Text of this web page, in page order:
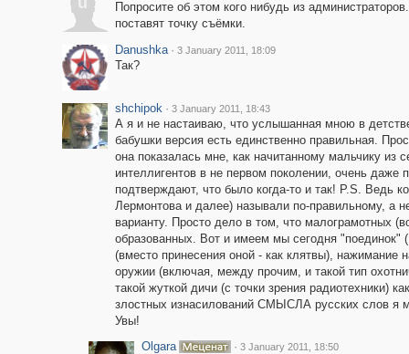
Попросите об этом кого нибудь из
поставят точку съёмки.
Danushka · 3 January 2011, 18:09
Так?
shchipok · 3 January 2011, 18:43
А я и не настаиваю, что услышанная мною в
бабушки версия есть единственно правильная.
она показалась мне, как начитанному мальчику из
интеллигентов в не первом поколении, очень даже
подтверждают, что было когда-то и так! P.S. Ведь
Лермонтова и далее) называли по-правильному, а
варианту. Просто дело в том, что малограмотных
образованных. Вот и имеем мы сегодня "поединок"
(вместо принесения оной - как клятвы), нажимание
оружии (включая, между прочим, и такой тип
такой жуткой дичи (с точки зрения радиотехники)
злостных изнасилований СМЫСЛА русских слов я
Увы!
Olgara
· 3 January 2011, 18:50